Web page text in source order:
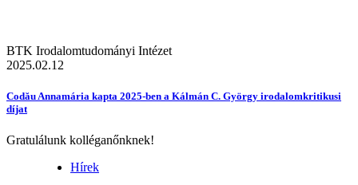
BTK Irodalomtudományi Intézet
2025.02.12
Codău Annamária kapta 2025-ben a Kálmán C. György irodalomkritikusi
díjat
Gratulálunk kolléganőnknek!
Hírek